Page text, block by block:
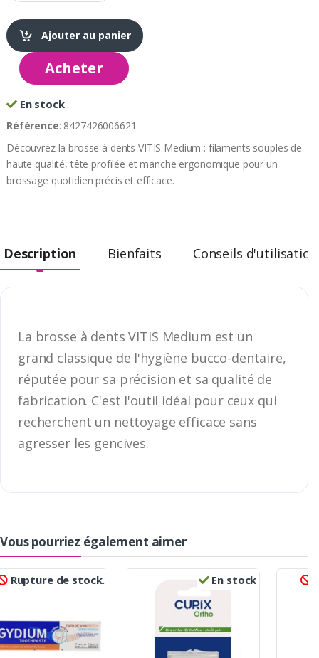
Ajouter au panier
Acheter
En stock
Référence: 8427426006621
Découvrez la brosse à dents VITIS Medium : filaments souples de
haute qualité, tête profilée et manche ergonomique pour un
brossage quotidien précis et efficace.
Description Bienfaits Conseils d'utilisation
La brosse à dents VITIS Medium est un
grand classique de l'hygiène bucco-dentaire,
réputée pour sa précision et sa qualité de
fabrication. C'est l'outil idéal pour ceux qui
recherchent un nettoyage efficace sans
agresser les gencives.
Vous pourriez également aimer
Rupture de stock. En stock